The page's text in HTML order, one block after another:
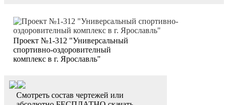
Проект №1-312 "Универсальный
спортивно-оздоровителный
комплекс в г. Ярославль"
Смотреть состав чертежей или